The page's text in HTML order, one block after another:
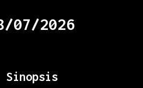
07/2026
Sinopsis